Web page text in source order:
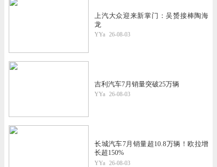
上汽大众迎来新掌门：吴赟接棒陶海
龙
YYa 26-08-03
吉利汽车7月销量突破25万辆
YYa 26-08-03
长城汽车7月销量超10.8万辆！欧拉增
长超150%
YYa 26-08-03